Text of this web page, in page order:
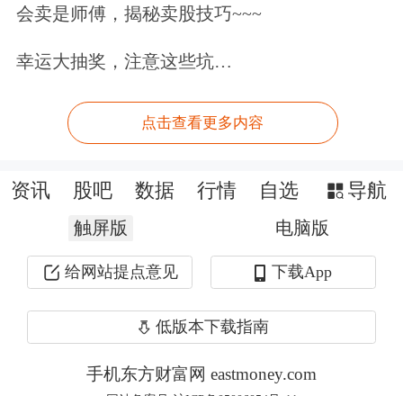
团成员就今年《施政报告》和香港整体
发展的意见。李家超今年4月23日访问
会面。
会卖是师傅，揭秘卖股技巧~~~
幸运大抽奖，注意这些坑…
点击查看更多内容
资讯 股吧 数据 行情 自选 导航
触屏版 电脑版
给网站提点意见 下载App
低版本下载指南
手机东方财富网 eastmoney.com